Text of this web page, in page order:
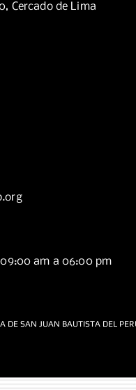
Cercado de Lima
09:00 am a 06:00 pm
DE SAN JUAN BAUTISTA DEL